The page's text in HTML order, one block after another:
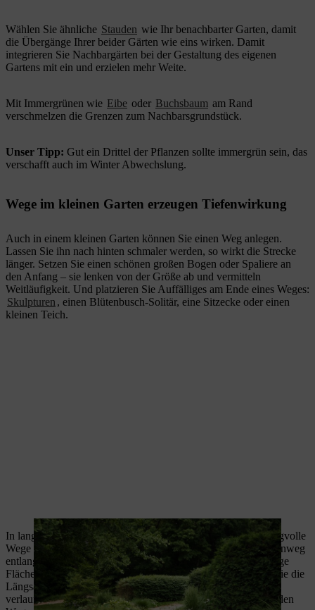
Wählen Sie ähnliche Stauden wie Ihr benachbarter Garten, damit
die Übergänge Ihrer beider Gärten wie eins wirken. Damit
integrieren Sie Nachbargärten bei der Gestaltung des eigenen
Gartens mit ein und erzielen mehr Weite.
Mit Immergrünen wie Eibe oder Buchsbaum am Rand
verschmelzen die Grenzen zum Nachbarsgrundstück.
Unser Tipp: Gut ein Drittel der Pflanzen sollte immergrün sein, das
verschafft auch im Winter Abwechslung.
Wege im kleinen Garten erzeugen Tiefenwirkung
Auch in einem kleinen Garten können Sie einen Weg anlegen.
Lassen Sie ihn nach hinten schmaler werden, so wirkt die Strecke
länger. Setzen Sie einen schönen großen Bogen oder Spaliere an
den Anfang – sie lenken von der Größe ab und vermitteln
Weitläufigkeit. Und platzieren Sie Auffälliges am Ende eines Weges:
Skulpturen , einen Blütenbusch-Solitär, eine Sitzecke oder einen
kleinen Teich.
In langgezogenen schmalen Gärten sollten Sie immer schwungvolle
Wege anlegen, keine schnurgeraden. Sie können einen Staudenweg
entlangführen, es können auch Heckenstücke sein, die die lange
Fläche unterteilen. Ist der Garten eher breit und kurz, sollten Sie die
Längsachse betonen, zum Beispiel in Form von diagonal
verlaufenden oder geschwungenen, quer zum Haus verlaufenden